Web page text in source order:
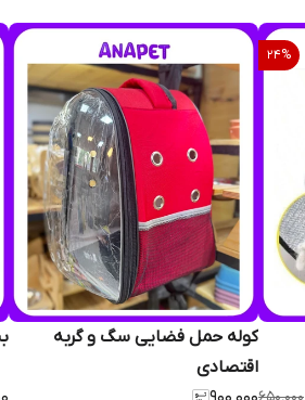
24%
کوله حمل فضایی سگ و گربه
اقتصادی